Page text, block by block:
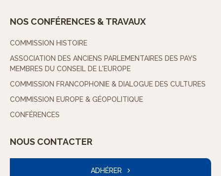
NOS CONFÉRENCES & TRAVAUX
COMMISSION HISTOIRE
ASSOCIATION DES ANCIENS PARLEMENTAIRES DES PAYS
MEMBRES DU CONSEIL DE L'EUROPE
COMMISSION FRANCOPHONIE & DIALOGUE DES CULTURES
COMMISSION EUROPE & GÉOPOLITIQUE
CONFÉRENCES
NOUS CONTACTER
ADHÉRER